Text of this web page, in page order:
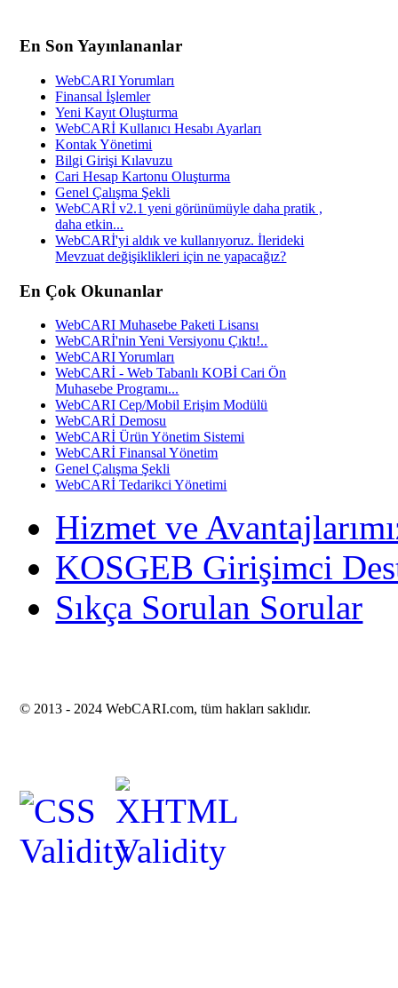
En Son Yayınlananlar
WebCARI Yorumları
Finansal İşlemler
Yeni Kayıt Oluşturma
WebCARİ Kullanıcı Hesabı Ayarları
Kontak Yönetimi
Bilgi Girişi Kılavuzu
Cari Hesap Kartonu Oluşturma
Genel Çalışma Şekli
WebCARİ v2.1 yeni görünümüyle daha pratik ,
daha etkin...
WebCARİ'yi aldık ve kullanıyoruz. İlerideki
Mevzuat değişiklikleri için ne yapacağız?
En Çok Okunanlar
WebCARI Muhasebe Paketi Lisansı
WebCARİ'nin Yeni Versiyonu Çıktı!..
WebCARI Yorumları
WebCARİ - Web Tabanlı KOBİ Cari Ön
Muhasebe Programı...
WebCARI Cep/Mobil Erişim Modülü
WebCARİ Demosu
WebCARİ Ürün Yönetim Sistemi
WebCARİ Finansal Yönetim
Genel Çalışma Şekli
WebCARİ Tedarikci Yönetimi
Hizmet ve
KOSGEB Girişimci
Sıkça Sorulan Sorular
© 2013 - 2024 WebCARI.com, tüm hakları saklıdır.